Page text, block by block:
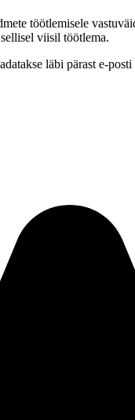
töötlemisele
viisil töötlema.
läbi pärast e-